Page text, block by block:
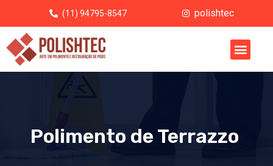
(11) 94795-8547 polishtec
Polimento de Terrazzo